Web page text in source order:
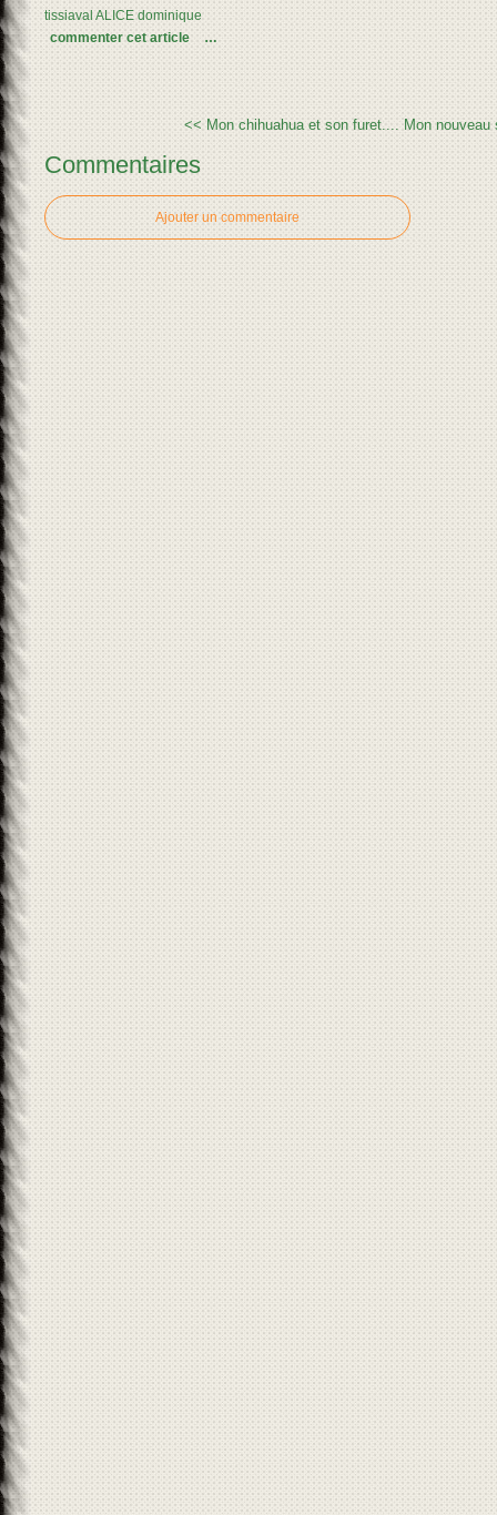
tissiaval ALICE dominique
commenter cet article
…
<< Mon chihuahua et son furet.... Mon
Commentaires
Ajouter un commentaire